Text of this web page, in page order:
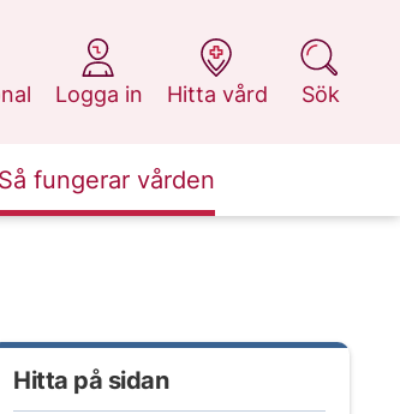
Logga in
på 1177.se
Hitta vård
på 1177.se
Sök
på 1177.se
Så fungerar vården
Hitta på sidan